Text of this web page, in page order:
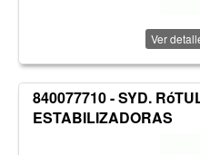
Ver
840077710 - SYD.
ESTABILIZADORAS